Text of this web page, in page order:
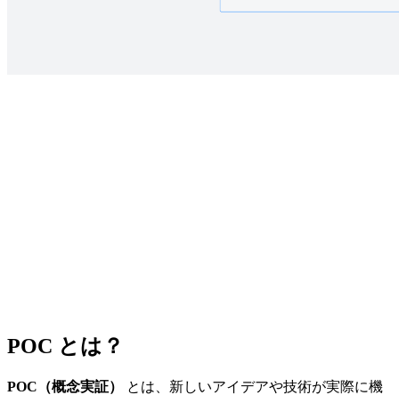
POC とは？
POC（概念実証）
とは、新しいアイデアや技術が実際に機